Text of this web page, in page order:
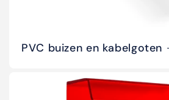
PVC buizen en kabelgoten